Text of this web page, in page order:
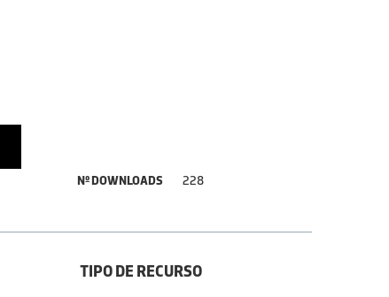
Nº DOWNLOADS 228
TIPO DE RECURSO